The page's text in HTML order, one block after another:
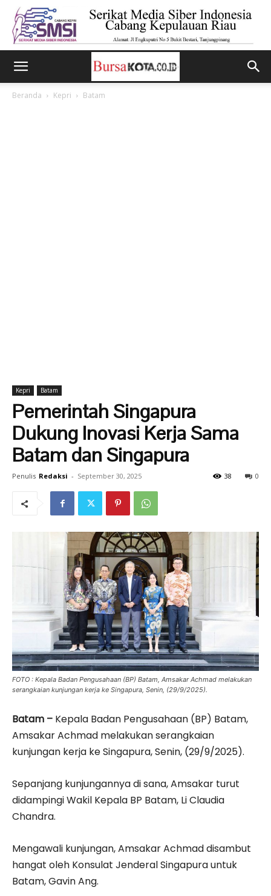
Beranda Kepri Batam
Kepri Batam
Pemerintah Singapura
Dukung Inovasi Kerja Sama
Batam dan Singapura
Penulis Redaksi - September 30, 2025 0
38
FOTO : Kepala Badan Pengusahaan (BP) Batam, Amsakar Achmad melakukan
serangkaian kunjungan kerja ke Singapura, Senin, (29/9/2025).
Batam – Kepala Badan Pengusahaan (BP) Batam,
Amsakar Achmad melakukan serangkaian
kunjungan kerja ke Singapura, Senin, (29/9/2025).
Sepanjang kunjungannya di sana, Amsakar turut
didampingi Wakil Kepala BP Batam, Li Claudia
Chandra.
Mengawali kunjungan, Amsakar Achmad disambut
hangat oleh Konsulat Jenderal Singapura untuk
Batam, Gavin Ang.